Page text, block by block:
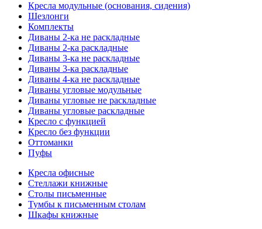
Кресла модульные (основания, сидения)
Шезлонги
Комплекты
Диваны 2-ка не раскладные
Диваны 2-ка раскладные
Диваны 3-ка не раскладные
Диваны 3-ка раскладные
Диваны 4-ка не раскладные
Диваны угловые модульные
Диваны угловые не раскладные
Диваны угловые раскладные
Кресло с функцией
Кресло без функции
Оттоманки
Пуфы
Кресла офисные
Стеллажи книжные
Столы письменные
Тумбы к письменным столам
Шкафы книжные